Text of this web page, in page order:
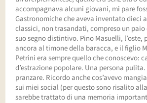
accompagnava alcuni giovani, mi pare
Gastronomiche che aveva inventato dieci
classici, non trasandati, compreso un
suo segno distintivo. Pino Masuelli,
ancora al timone della baracca, e il figlio
Petrini era sempre quello che conoscevo:
d’estrazione popolare. Una persona
pranzare. Ricordo anche cos’avevo
sui miei social (per questo sono risalito
sarebbe trattato di una memoria